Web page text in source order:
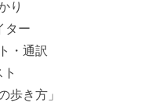
り
ター
・通訳
歩き方」